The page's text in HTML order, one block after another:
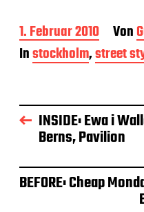
B
e
i
a
g
s
t
u
1. Februar 2010 Von
Instockholm,street
INSIDE: Ewa i
Berns, Pavilion
BEFORE: Cheap